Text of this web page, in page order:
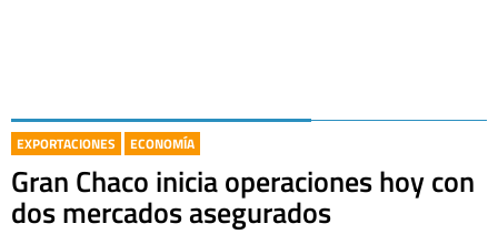
EXPORTACIONES ECONOMÍA
Gran Chaco inicia operaciones hoy con
dos mercados asegurados